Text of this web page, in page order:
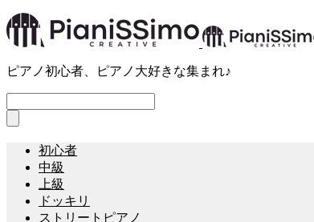
ピアノ初心者、ピアノ大好きな集まれ♪
初心者
中級
上級
ドッキリ
ストリートピアノ